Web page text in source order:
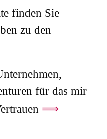
finden Sie
zu den
für das mir
⟹